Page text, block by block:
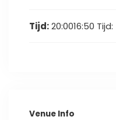
Tijd:20:0016:50 Tijd:
Venue Info